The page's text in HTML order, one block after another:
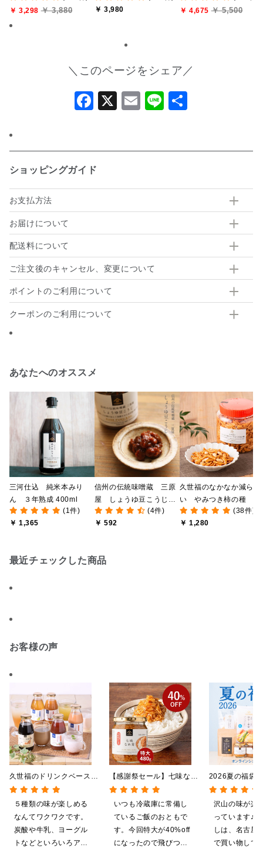
料込/沖縄県送料別途】
【化粧箱包装付】
￥ 3,298 ￥ 3,880
ライン限定】
￥ 3,980
【化粧箱包装付/オンライ
￥ 4,675 ￥ 5,500
＼このページをシェア／
Facebook
X Email
Line
ショッピングガイド
お支払方法
お届けについて
配送料について
ご注文後のキャンセル、変更について
ポイントのご利用について
クーポンのご利用について
あなたへのオススメ
三河仕込 純米本みり
ん ３年熟成 400ml
(1件)
￥ 1,365
信州の伝統味噌蔵 三原
屋 しょうゆ豆こうじ
140g
(4件)
￥ 592
久世福のなかなか減らな
い やみつき柿の種
360ｇ
(38件)
￥ 1,280
最近チェックした商品
お客様の声
【感謝祭セール】七味なめ
茸 480g（特大）（八幡
屋礒五郎の七味唐辛子入
り）
いつも冷蔵庫に常備し
ているご飯のおともで
す。今回特大が40%off
になったので飛びつき
2026夏の福袋
料】【オンライ
【ポイントキ
施中】【のし
グ・化粧箱詰
沢山の味が楽
っています♪
しは、名古屋
で買い物して
久世福のドリンクベース
全5種飲み比べまとめ買
い 5本入（ドリンクベー
ス／希釈タイプ）
５種類の味が楽しめる
なんてワクワクです。
炭酸や牛乳、ヨーグル
トなどといろいろアレ